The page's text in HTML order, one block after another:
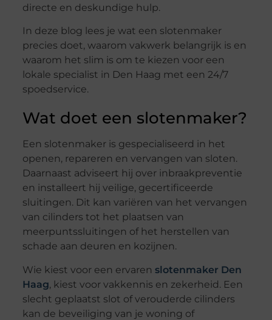
directe en deskundige hulp.
In deze blog lees je wat een slotenmaker
precies doet, waarom vakwerk belangrijk is en
waarom het slim is om te kiezen voor een
lokale specialist in Den Haag met een 24/7
spoedservice.
Wat doet een slotenmaker?
Een slotenmaker is gespecialiseerd in het
openen, repareren en vervangen van sloten.
Daarnaast adviseert hij over inbraakpreventie
en installeert hij veilige, gecertificeerde
sluitingen. Dit kan variëren van het vervangen
van cilinders tot het plaatsen van
meerpuntssluitingen of het herstellen van
schade aan deuren en kozijnen.
Wie kiest voor een ervaren slotenmaker Den
Haag, kiest voor vakkennis en zekerheid. Een
slecht geplaatst slot of verouderde cilinders
kan de beveiliging van je woning of